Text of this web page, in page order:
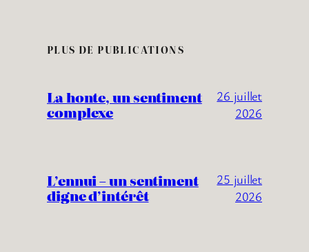
PLUS DE PUBLICATIONS
La honte, un sentiment
complexe
26 juillet
2026
L’ennui – un sentiment
digne d’intérêt
25 juillet
2026